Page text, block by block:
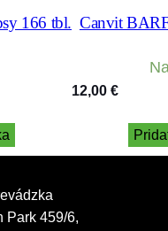
166 tbl. Canvit
12,00 €
Park 459/6,